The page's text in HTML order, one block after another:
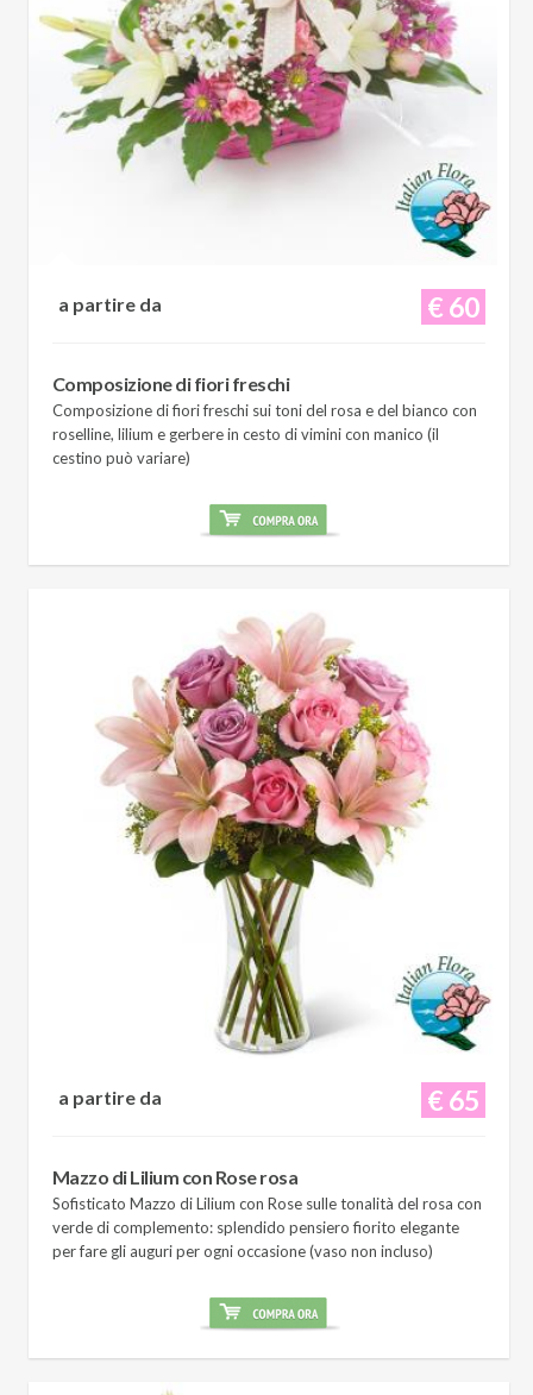
€ 60
a partire da
Composizione di fiori freschi
Composizione di fiori freschi sui toni del rosa e del bianco con
roselline, lilium e gerbere in cesto di vimini con manico (il
cestino può variare)
€ 65
a partire da
Mazzo di Lilium con Rose rosa
Sofisticato Mazzo di Lilium con Rose sulle tonalità del rosa con
verde di complemento: splendido pensiero fiorito elegante
per fare gli auguri per ogni occasione (vaso non incluso)